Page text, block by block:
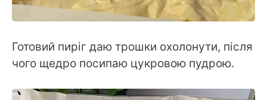
Готовий пиріг даю трошки охолонути, після
чого щедро посипаю цукровою пудрою.